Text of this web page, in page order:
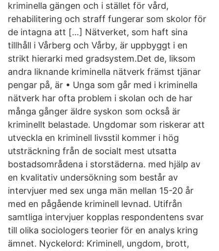
kriminella gängen och i stället för vård,
rehabilitering och straff fungerar som skolor för
de intagna att […] Nätverket, som haft sina
tillhåll i Vårberg och Vårby, är uppbyggt i en
strikt hierarki med gradsystem.Det de, liksom
andra liknande kriminella nätverk främst tjänar
pengar på, är • Unga som går med i kriminella
nätverk har ofta problem i skolan och de har
många gånger äldre syskon som också är
kriminellt belastade. Ungdomar som riskerar att
utveckla en kriminell livsstil kommer i hög
utsträckning från de socialt mest utsatta
bostadsområdena i storstäderna. med hjälp av
en kvalitativ undersökning som består av
intervjuer med sex unga män mellan 15-20 år
med en pågående kriminell levnad. Utifrån
samtliga intervjuer kopplas respondentens svar
till olika sociologers teorier för en analys kring
ämnet. Nyckelord: Kriminell, ungdom, brott,